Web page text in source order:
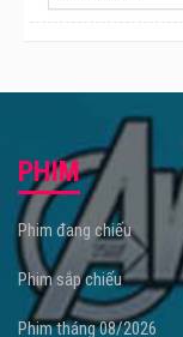
PHIM
Phim đang chiếu
Phim sắp chiếu
Phim tháng 08/2026